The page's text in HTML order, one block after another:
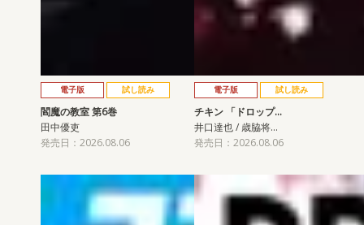
電子版 試し読み
閻魔の教室 第6巻
田中優吏
発売日：2026.08.06
電子版 試し読み
チキン 「ドロップ…
井口達也 / 歳脇将…
発売日：2026.08.06